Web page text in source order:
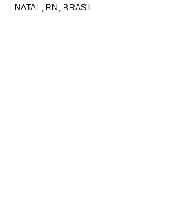
NATAL, RN, BRASIL